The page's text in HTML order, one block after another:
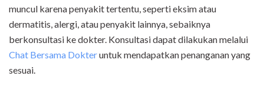
muncul karena penyakit tertentu, seperti eksim atau
dermatitis, alergi, atau penyakit lainnya, sebaiknya
berkonsultasi ke dokter. Konsultasi dapat dilakukan melalui
Chat Bersama Dokteruntuk mendapatkan penanganan yang
sesuai.